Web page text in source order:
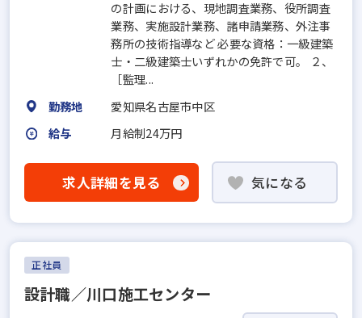
の計画における、現地調査業務、役所調査
業務、実施設計業務、諸申請業務、外注事
務所の技術指導など 必要な資格：一級建築
士・二級建築士いずれかの免許で可。 ２、
［監理...
勤務地
愛知県名古屋市中区
給与
月給制24万円
求人詳細を見る 気になる
正社員
設計職／川口施工センター